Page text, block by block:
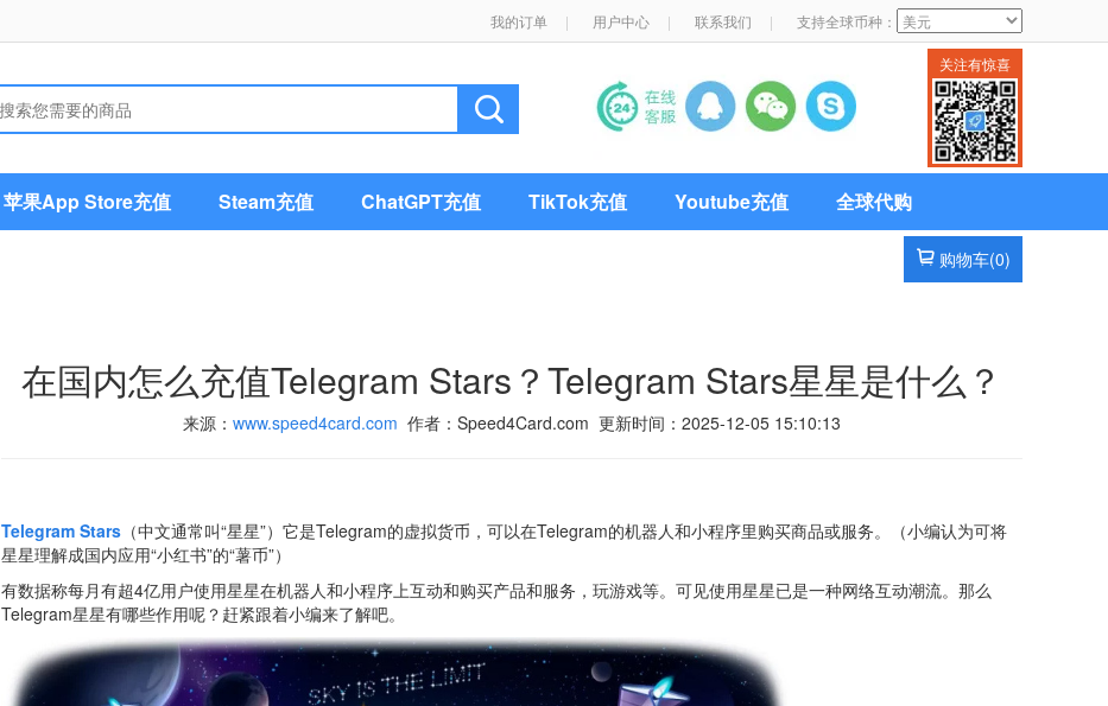
我的订单 | 用户中心 | 联系我们 | 支持全球币种：
关注有惊喜
苹果App Store充值 Steam充值 ChatGPT充值 TikTok充值 Youtube充值 全球代购
购物车(0)
在国内怎么充值Telegram Stars？Telegram Stars星星是什么？
来源： www.speed4card.com 作者：Speed4Card.com 更新时间：2025-12-05 15:10:13
Telegram Stars （中文通常叫“星星”）它是Telegram的虚拟货币，可以在Telegram的机器人和小程序里购买商品或服务。（小编认为可将
星星理解成国内应用“小红书”的“薯币”）
有数据称每月有超4亿用户使用星星在机器人和小程序上互动和购买产品和服务，玩游戏等。可见使用星星已是一种网络互动潮流。那么
Telegram星星有哪些作用呢？赶紧跟着小编来了解吧。